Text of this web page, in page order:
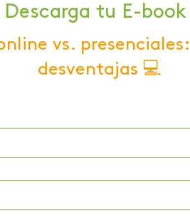
Descarga tu E-book
vs.
desventajas 💻